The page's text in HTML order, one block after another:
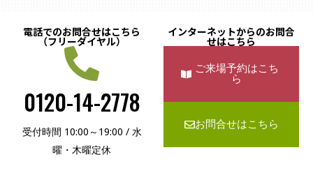
電話でのお問合せはこちら
（フリーダイヤル）
0120-14-2778
受付時間 10:00～19:00 / 水
曜・木曜定休
インターネットからのお問合
せはこちら
ご来場予約はこち
ら
お問合せはこちら